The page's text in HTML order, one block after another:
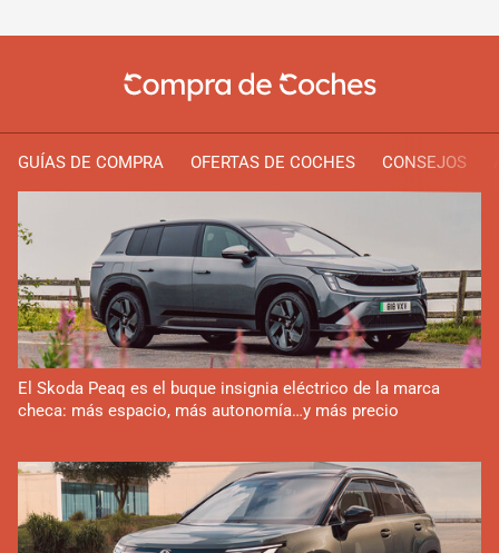
GUÍAS DE COMPRA OFERTAS DE COCHES CONSEJOS
El Skoda Peaq es el buque insignia eléctrico de la marca
checa: más espacio, más autonomía…y más precio